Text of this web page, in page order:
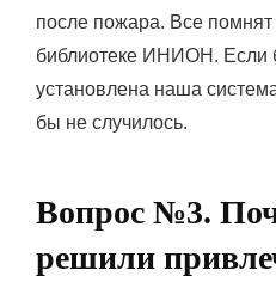
после пожара. Все
библиотеке ИНИОН. Если
установлена наша
бы не случилось.
Вопрос №3.
решили